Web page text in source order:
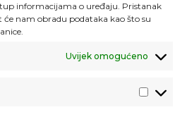
informacijama o uređaju. Pristanak
nam obradu podataka kao što su
Uvijek omogućeno